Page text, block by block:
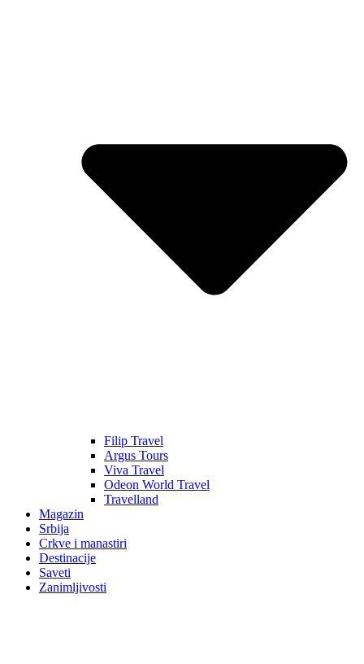
Filip Travel
Argus Tours
Viva Travel
Odeon World Travel
Travelland
Magazin
Srbija
Crkve i manastiri
Destinacije
Saveti
Zanimljivosti